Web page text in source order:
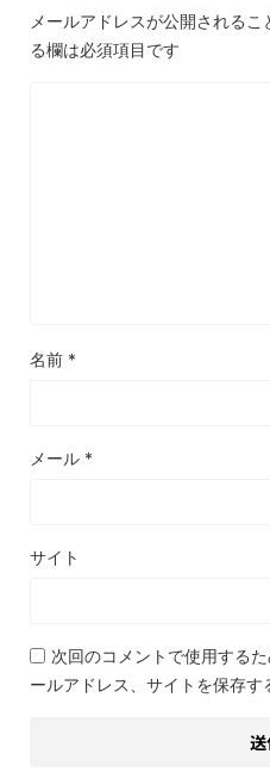
メールアドレスが公開されるこ
る欄は必須項目です
名前 *
メール *
サイト
次回のコメントで使用する
ールアドレス、サイトを保存す